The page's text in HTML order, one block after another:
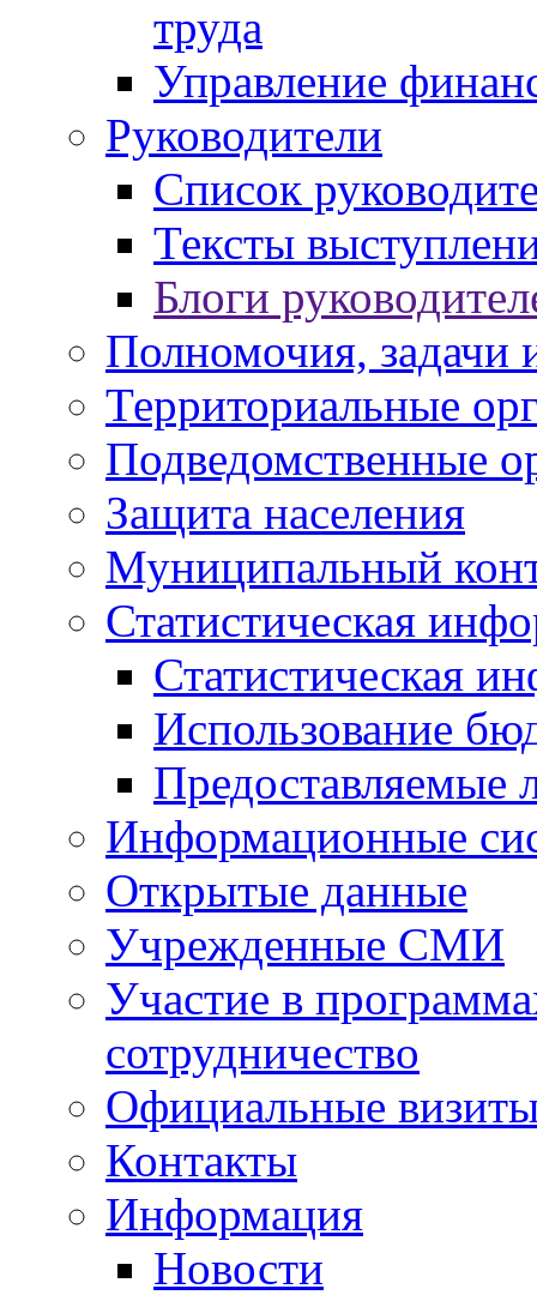
труда
Управление
Руководители
Список
Тексты
Блоги
Полномочия, задачи
Территориальные
Подведомственные
Защита населения
Муниципальный
Статистическая
Статистическая
Использование
Предоставляемые
Информационные
Открытые данные
Учрежденные СМИ
Участие в
сотрудничество
Официальные
Контакты
Информация
Новости